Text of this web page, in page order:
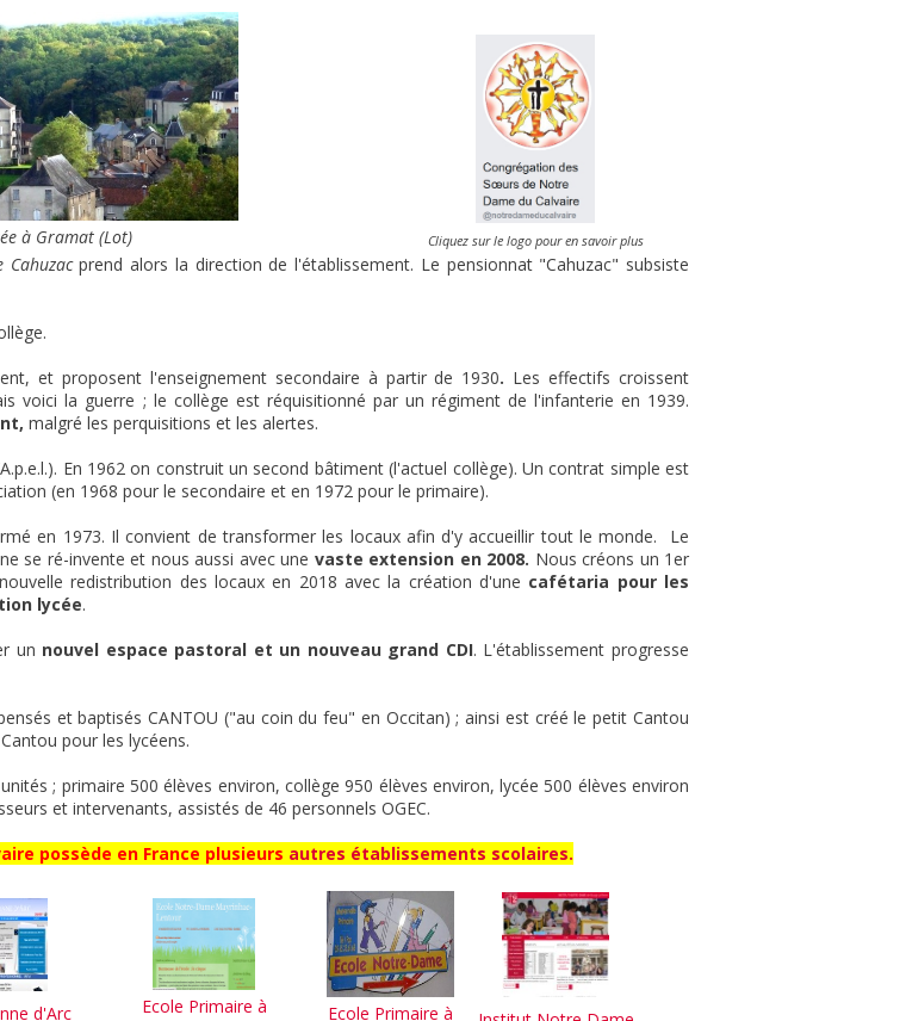
Cliquez sur le logo pour en savoir plus
à Gramat (Lot)
Cahuzacprend alors la direction de l'établissement. Le pensionnat "Cahuzac" subsiste
et proposent l'enseignement secondaire à partir de 1930. Les effectifs croissent
voici la guerre ; le collège est réquisitionné par un régiment de l'infanterie en 1939.
malgré les perquisitions et les alertes.
En 1962 on construit un second bâtiment (l'actuel collège). Un contrat simple est
(en 1968 pour le secondaire et en 1972 pour le primaire).
en 1973. Il convient de transformer les locaux afin d'y accueillir tout le monde. Le
se ré-invente et nous aussi avec une vaste extension en 2008. Nous créons un 1er
redistribution des locaux en 2018 avec la création d'une cafétaria pour les
lycée.
un nouvel espace pastoral et un nouveau grand CDI. L'établissement progresse
et baptisés CANTOU ("au coin du feu" en Occitan) ; ainsi est créé le petit Cantou
pour les lycéens.
; primaire 500 élèves environ, collège 950 élèves environ, lycée 500 élèves environ
et intervenants, assistés de 46 personnels OGEC.
possède en France plusieurs autres établissements scolaires.
d'Arc
Ecole Primaire à
Ecole Primaire à